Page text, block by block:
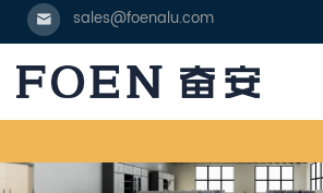
sales@foenalu.com